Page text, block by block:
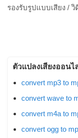
รองรับรูปแบบเสียง / วิ
ตัวแปลงเสียงออน
convert mp3 to
convert wave to
convert m4a to
convert ogg to